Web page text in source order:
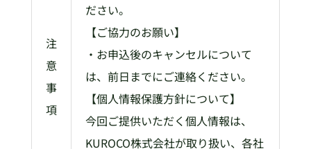
注
意
事
項
ださい。
【ご協力のお願い】
・お申込後のキャンセルについて
は、前日までにご連絡ください。
【個人情報保護方針について】
今回ご提供いただく個人情報は、
KUROCO株式会社が取り扱い、各社